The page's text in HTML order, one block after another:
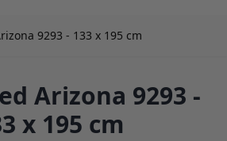
9293 - 133 x 195 cm
Arizona 9293 -
x 195 cm